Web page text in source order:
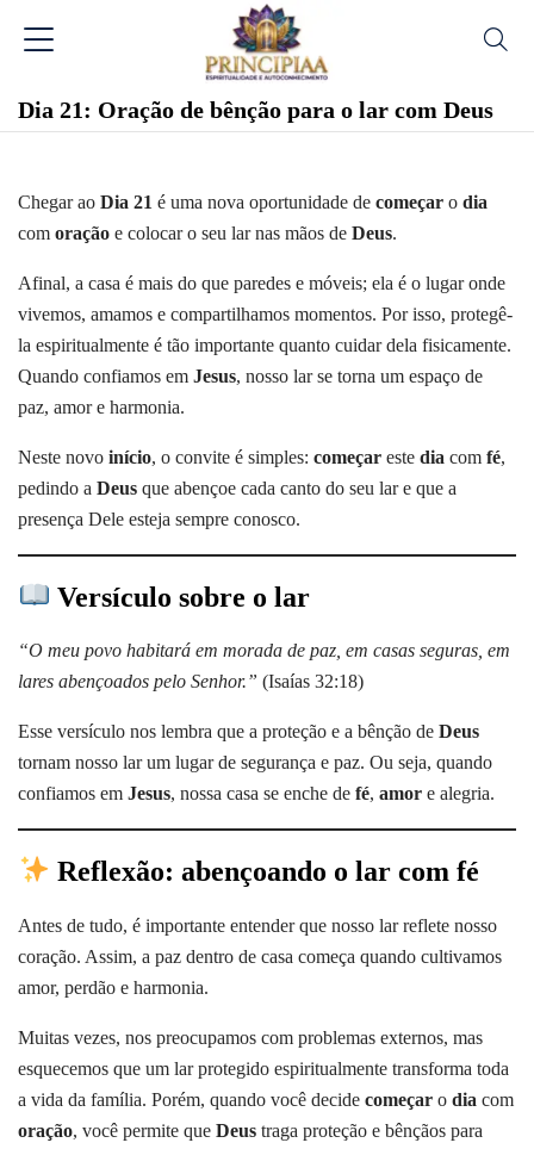
Dia 21: Oração de bênção para o lar com Deus
Chegar ao Dia 21 é uma nova oportunidade de começar o dia
com oração e colocar o seu lar nas mãos de Deus.
Afinal, a casa é mais do que paredes e móveis; ela é o lugar onde
vivemos, amamos e compartilhamos momentos. Por isso, protegê-
la espiritualmente é tão importante quanto cuidar dela fisicamente.
Quando confiamos em Jesus, nosso lar se torna um espaço de
paz, amor e harmonia.
Neste novo início, o convite é simples: começar este dia com fé,
pedindo a Deus que abençoe cada canto do seu lar e que a
presença Dele esteja sempre conosco.
Versículo sobre o lar
“O meu povo habitará em morada de paz, em casas seguras, em
lares abençoados pelo Senhor.” (Isaías 32:18)
Esse versículo nos lembra que a proteção e a bênção de Deus
tornam nosso lar um lugar de segurança e paz. Ou seja, quando
confiamos em Jesus, nossa casa se enche de fé, amor e alegria.
Reflexão: abençoando o lar com fé
Antes de tudo, é importante entender que nosso lar reflete nosso
coração. Assim, a paz dentro de casa começa quando cultivamos
amor, perdão e harmonia.
Muitas vezes, nos preocupamos com problemas externos, mas
esquecemos que um lar protegido espiritualmente transforma toda
a vida da família. Porém, quando você decide começar o dia com
oração, você permite que Deus traga proteção e bênçãos para